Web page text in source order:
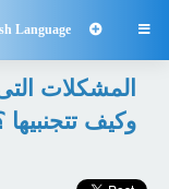

Language
المشكلات
وكيف تتجنبيها